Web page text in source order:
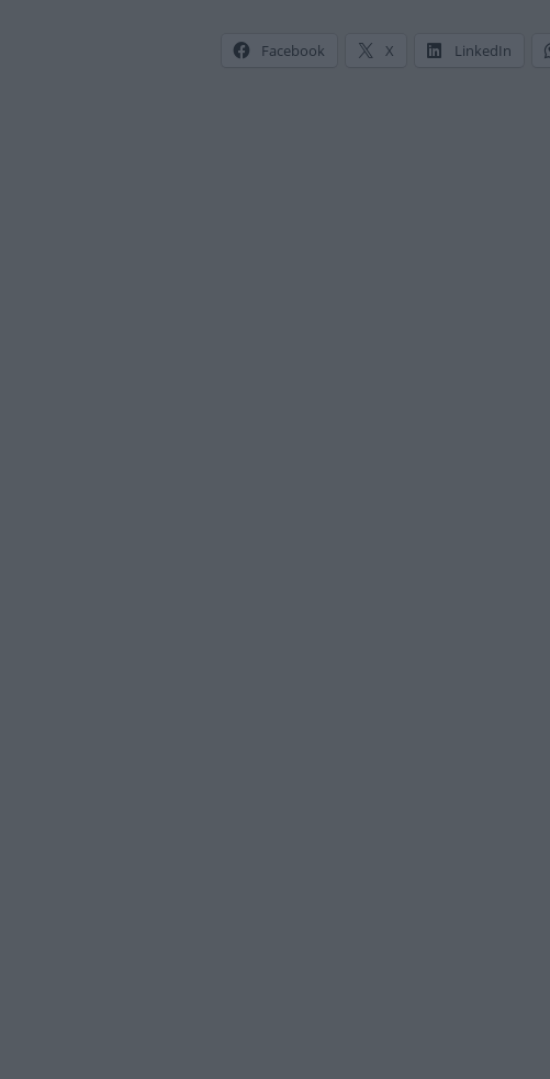
Facebook X LinkedIn